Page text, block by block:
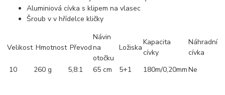
Aluminiová cívka s klipem na vlasec
Šroub v v hřídelce kličky
Velikost Hmotnost Převod
Návin
na
otočku
Ložiska
Kapacita
cívky
Náhradní
cívka
10
260 g 5,8:1 65 cm 5+1 180m/0,20mmNe